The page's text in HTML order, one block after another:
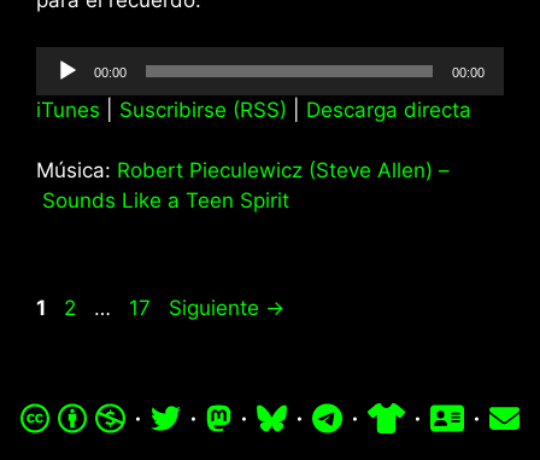
Reproductor
de
audio
00:00 00:00
iTunes Suscribirse (RSS) Descarga directa
Música: Robert Pieculewicz (Steve Allen) –
Sounds Like a Teen Spirit
Página
1 Página
2 … Página
17 Siguiente →
· · · · · · ·